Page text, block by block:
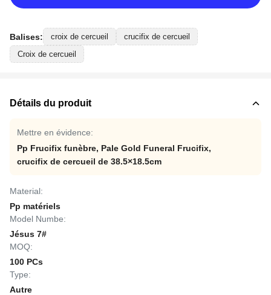
Balises: croix de cercueil
crucifix de cercueil
Croix de cercueil
Détails du produit
Mettre en évidence:
Pp Frucifix funèbre, Pale Gold Funeral Frucifix,
crucifix de cercueil de 38.5×18.5cm
Material:
Pp matériels
Model Numbe:
Jésus 7#
MOQ:
100 PCs
Type:
Autre